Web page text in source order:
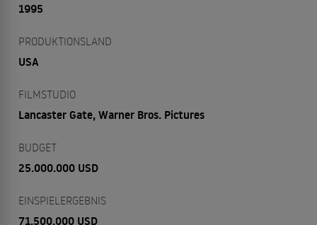
1995
PRODUKTIONSLAND
USA
FILMSTUDIO
Lancaster Gate, Warner Bros. Pictures
BUDGET
25.000.000 USD
EINSPIELERGEBNIS
71.500.000 USD